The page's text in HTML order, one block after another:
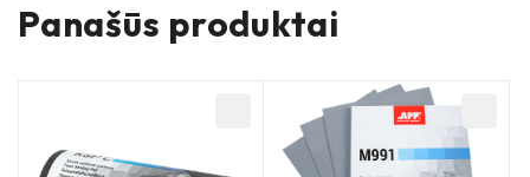
Panašūs produktai